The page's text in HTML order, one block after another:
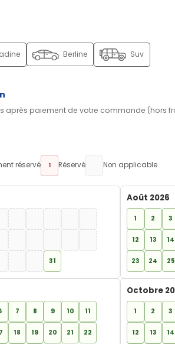
Berline Suv
après paiement de votre commande (hors
réservé 1 Réservé Non applicable
31
Août 2026
1 2 3
12 13 14
23 24 25
7 8 9 10 11
18 19 20 21 22
Octobre
1 2 3
12 13 14